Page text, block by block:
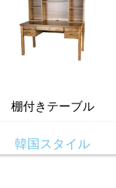
棚付きテーブル
韓国スタイル